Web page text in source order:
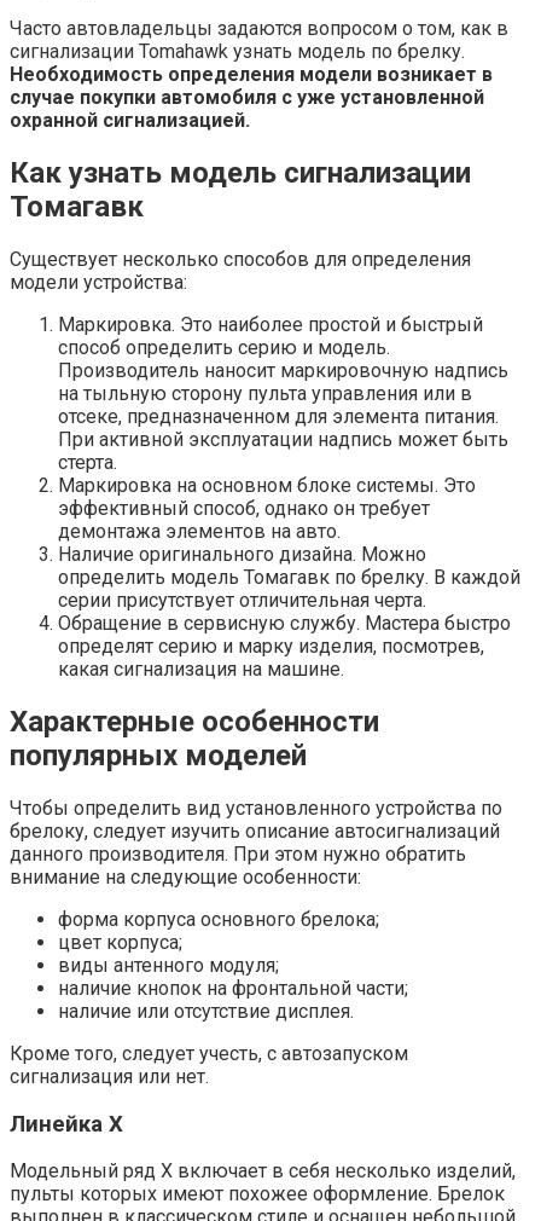
Часто автовладельцы задаются вопросом о том, как в
сигнализации Tomahawk узнать модель по брелку.
Необходимость определения модели возникает в
случае покупки автомобиля с уже установленной
охранной сигнализацией.
Как узнать модель сигнализации
Томагавк
Существует несколько способов для определения
модели устройства:
Маркировка. Это наиболее простой и быстрый
способ определить серию и модель.
Производитель наносит маркировочную надпись
на тыльную сторону пульта управления или в
отсеке, предназначенном для элемента питания.
При активной эксплуатации надпись может быть
стерта.
Маркировка на основном блоке системы. Это
эффективный способ, однако он требует
демонтажа элементов на авто.
Наличие оригинального дизайна. Можно
определить модель Томагавк по брелку. В каждой
серии присутствует отличительная черта.
Обращение в сервисную службу. Мастера быстро
определят серию и марку изделия, посмотрев,
какая сигнализация на машине.
Характерные особенности
популярных моделей
Чтобы определить вид установленного устройства по
брелоку, следует изучить описание автосигнализаций
данного производителя. При этом нужно обратить
внимание на следующие особенности:
форма корпуса основного брелока;
цвет корпуса;
виды антенного модуля;
наличие кнопок на фронтальной части;
наличие или отсутствие дисплея.
Кроме того, следует учесть, с автозапуском
сигнализация или нет.
Линейка X
Модельный ряд X включает в себя несколько изделий,
пульты которых имеют похожее оформление. Брелок